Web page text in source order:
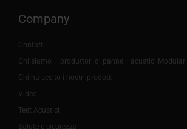
Company
Contatti
Chi siamo – produttori di pannelli acustici Modulari
Chi ha scelto i nostri prodotti
Video
Test Acustici
Salute e sicurezza